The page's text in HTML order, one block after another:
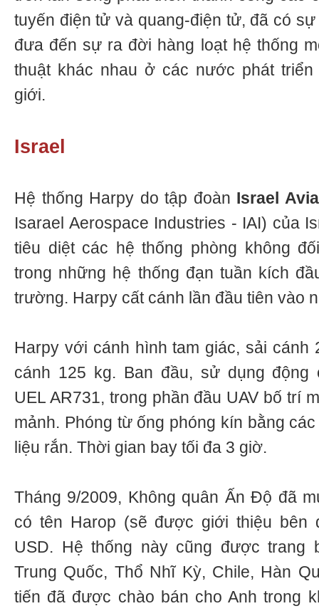
tuyến điện tử và quang-điện tử, đã có
đưa đến sự ra đời hàng loạt hệ thống
thuật khác nhau ở các nước phát
giới.
Israel
Hệ thống Harpy do tập đoàn Israel
Isarael Aerospace Industries - IAI) của
tiêu diệt các hệ thống phòng không
trong những hệ thống đạn tuần kích
trường. Harpy cất cánh lần đầu tiên vào
Harpy với cánh hình tam giác, sải cánh
cánh 125 kg. Ban đầu, sử dụng động
UEL AR731, trong phần đầu UAV bố trí
mảnh. Phóng từ ống phóng kín bằng
liệu rắn. Thời gian bay tối đa 3 giờ.
Tháng 9/2009, Không quân Ấn Độ đã
có tên Harop (sẽ được giới thiệu bên
USD. Hệ thống này cũng được trang
Trung Quốc, Thổ Nhĩ Kỳ, Chile, Hàn
tiến đã được chào bán cho Anh trong